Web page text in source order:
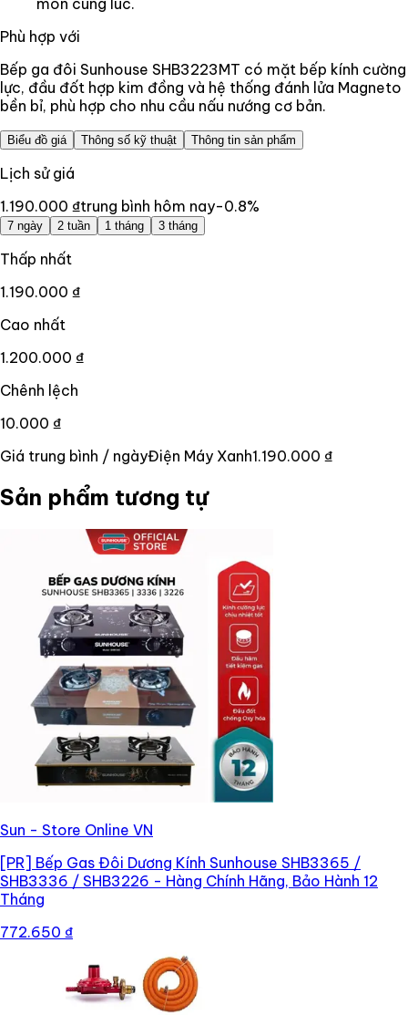
Phù hợp với
Bếp ga đôi Sunhouse SHB3223MT có mặt bếp kính cường
lực, đầu đốt hợp kim đồng và hệ thống đánh lửa Magneto
bền bỉ, phù hợp cho nhu cầu nấu nướng cơ bản.
Biểu đồ giá Thông số kỹ thuật Thông tin sản phẩm
Lịch sử giá
1.190.000 ₫trung bình hôm nay-0.8%
7 ngày 2 tuần 1 tháng 3 tháng
Thấp nhất
1.190.000 ₫
Cao nhất
1.200.000 ₫
Chênh lệch
10.000 ₫
Giá trung bình / ngàyĐiện Máy Xanh1.190.000 ₫
Sản phẩm tương tự
Sun - Store Online VN
[PR] Bếp Gas Đôi Dương Kính Sunhouse SHB3365 /
SHB3336 / SHB3226 - Hàng Chính Hãng, Bảo Hành 12
Tháng
772.650 ₫